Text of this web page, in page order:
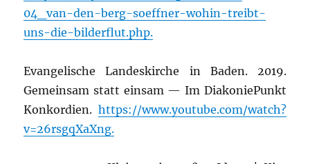
04_van-den-berg-soeffner-wohin-treibt-
uns-die-bilderflut.php.
Evan­ge­li­sche Lan­des­kir­che in Baden. 2019.
Gemein­sam statt ein­sam — Im Dia­ko­nie­Punkt
Kon­kor­dien. https://www.youtube.com/watch?
v=26rsgqXaXng.